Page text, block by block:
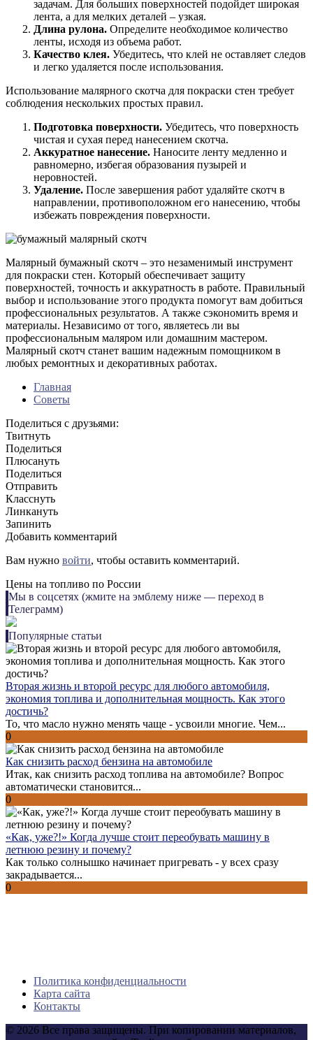
задачам. Для больших поверхностей подойдет широкая
лента, а для мелких деталей – узкая.
Длина рулона. Определите необходимое количество
ленты, исходя из объема работ.
Качество клея. Убедитесь, что клей не оставляет следов
и легко удаляется после использования.
Использование малярного скотча для покраски стен требует
соблюдения нескольких простых правил.
Подготовка поверхности. Убедитесь, что поверхность
чистая и сухая перед нанесением скотча.
Аккуратное нанесение. Наносите ленту медленно и
равномерно, избегая образования пузырей и
неровностей.
Удаление. После завершения работ удаляйте скотч в
направлении, противоположном его нанесению, чтобы
избежать повреждения поверхности.
Малярный бумажный скотч – это незаменимый инструмент
для покраски стен. Который обеспечивает защиту
поверхностей, точность и аккуратность в работе. Правильный
выбор и использование этого продукта помогут вам добиться
профессиональных результатов. А также сэкономить время и
материалы. Независимо от того, являетесь ли вы
профессиональным маляром или домашним мастером.
Малярный скотч станет вашим надежным помощником в
любых ремонтных и декоративных работах.
Главная
Советы
Поделиться с друзьями:
Твитнуть
Поделиться
Плюсануть
Поделиться
Отправить
Класснуть
Линкануть
Запинить
Добавить комментарий
Вам нужно войти, чтобы оставить комментарий.
Цены на топливо по России
Мы в соцсетях (жмите на эмблему ниже — переход в
Телеграмм)
Популярные статьи
Вторая жизнь и второй ресурс для любого автомобиля,
экономия топлива и дополнительная мощность. Как этого
достичь?
То, что масло нужно менять чаще - усвоили многие. Чем...
0
Как снизить расход бензина на автомобиле
Итак, как снизить расход топлива на автомобиле? Вопрос
автоматически становится...
0
«Как, уже?!» Когда лучше стоит переобувать машину в
летнюю резину и почему?
Как только солнышко начинает пригревать - у всех сразу
закрадывается...
0
Политика конфиденциальности
Карта сайта
Контакты
© 2026 Все права защищены. При копировании материалов,